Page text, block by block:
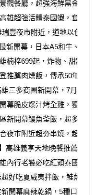
觀餐廳，超強海鮮黑金義大
雄超強活體泰國蝦，套餐菜
瑞豐夜市附近，道地以色列
新開幕，日本A5和牛、和歌
楠梓699起，炸物、甜點、
推薦肉燥飯，傳承50年經典
雄三多商圈新開幕，7月握壽
幕脆皮爆汁烤全雞，獨家越
新開幕鰻魚釜飯，超多料海
夜市附近超夯串燒，超大
高雄義享天地晚餐推薦！菜
內行老饕必吃紅頭泰國蝦，
超好吃夏威夷拌飯，鮭魚酪
新開幕麻辣乾鍋，5種口味、